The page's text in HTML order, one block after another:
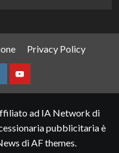
Privacy Policy
YouTube
ad IA Network di
pubblicitaria è
di AF themes.